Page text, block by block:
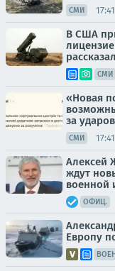
СМИ 17:41
В США
СМИ
«Новая
за
СМИ 17:41
Алексей
ждут
военной
ОФИЦ.
Европу